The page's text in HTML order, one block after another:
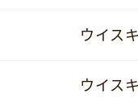
ウイス
ウイス